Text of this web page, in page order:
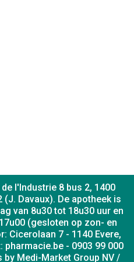
l'Industrie 8 bus 2, 1400
(J. Davaux). De apotheek is
van 8u30 tot 18u30 uur en
(gesloten op zon- en
Cicerolaan 7 - 1140 Evere,
pharmacie.be - 0903 99 000
Medi-Market Group NV /